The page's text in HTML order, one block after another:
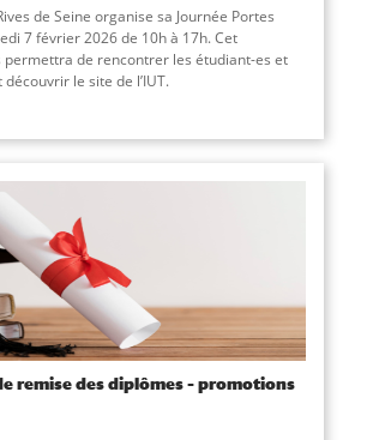
de Seine organise sa Journée Portes
7 février 2026 de 10h à 17h. Cet
permettra de rencontrer les étudiant-es et
le site de l’IUT.
remise des diplômes – promotions